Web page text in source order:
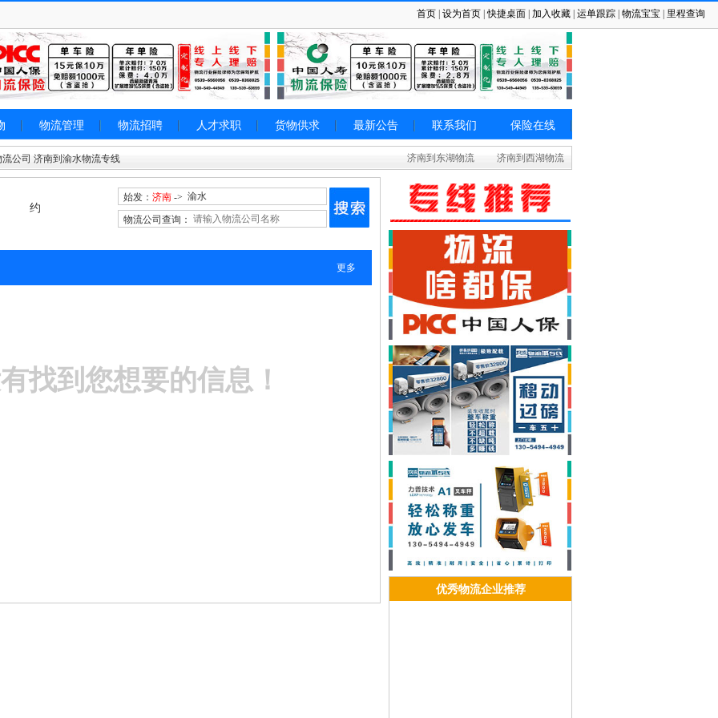
首页 设为首页 |快捷桌面 加入收藏 运单跟踪 物流宝宝 里程查询
物流管理 物流招聘 人才求职 货物供求 最新公告 联系我们 保险在线
公司 济南到渝水物流专线 济南到东湖物流
济南到西湖物流
济南到青山湖物流
济南到新建物流
济南到南昌物流
济南到安义物流
济南到进贤物流
济南到昌江物流
济南到珠山物流
济南到浮梁物流
济南到乐平物流
济南到安源物流
济南到湘东物流
济南到莲花物流
济南到上栗物流
济南到庐山物流
济南到浔阳物流
济南到九江物流
济南到武宁物流
济南到修水物流
济南到永修物流
济南到德安物流
济南到星子物流
济南到都昌物流
济南到湖口物流
济南到彭泽物流
济南到瑞昌物流
济南到共青城物流
济南到渝水物流
济南到分宜物流
济南到月湖物流
济南到余江物流
济南到贵溪物流
济南到章贡物流
济南到南康物流
济南到赣县物流
济南到信丰物流
约
始发： 济南 ->
物流公司查询：
更多
找到您想要的信息！
优秀物流企业推荐